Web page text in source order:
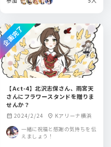
【Act-4】北沢志保さん、雨宮天
さんにフラワースタンドを贈りま
せんか？
calendar_month 2024/2/24 location_on Kアリーナ横浜
一緒に祝福と感謝の気持ちを伝
えましょう！
企画完了